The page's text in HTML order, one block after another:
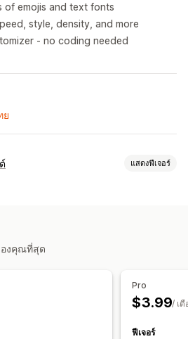
of emojis and text fonts
style, density, and more
- no coding needed
ย
แสดงฟีเจอร์
ฉพาะหน้า
ดงผลบนมือถือ
วันฮาโลวีน
องคุณที่สุด
Pro
$3.99/ เ
ฟีเจอร์